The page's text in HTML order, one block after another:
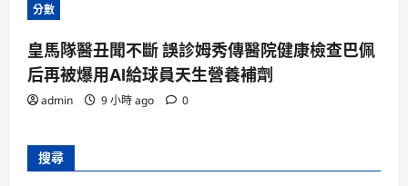
分數
皇馬隊醫丑聞不斷 誤診姆秀傳醫院健康檢查巴佩
后再被爆用AI給球員天生營養補劑
admin 9 小時 ago 0
搜尋